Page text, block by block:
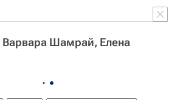
Варвара Шамрай, Елена